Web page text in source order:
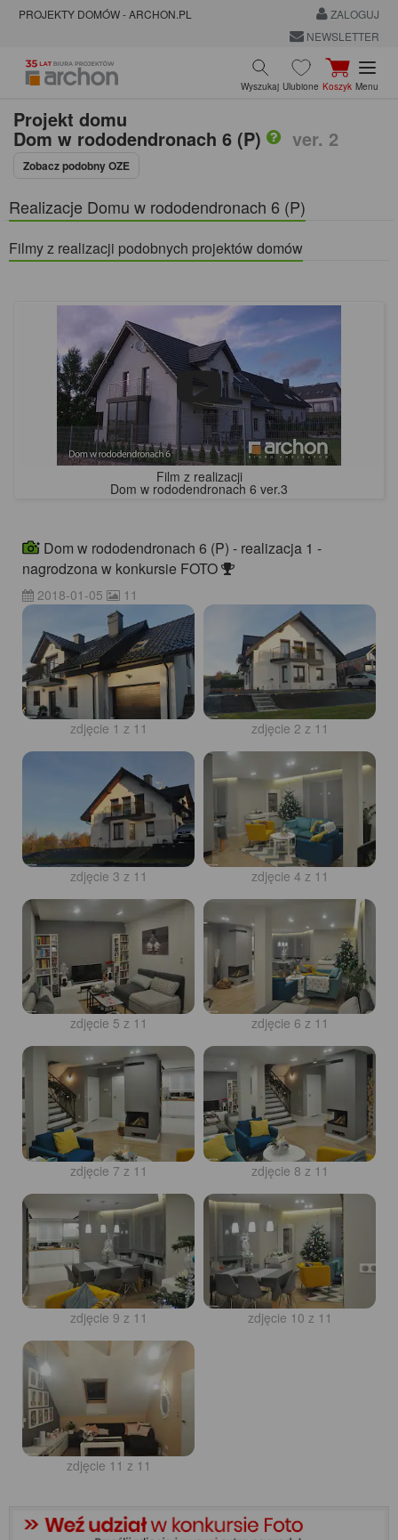
PROJEKTY DOMÓW - ARCHON.PL
ZALOGUJ
NEWSLETTER
Wyszukaj Ulubione Koszyk Menu
Projekt domu
Dom w rododendronach 6 (P) ver. 2
Zobacz podobny OZE
Realizacje Domu w rododendronach 6 (P)
Filmy z realizacji podobnych projektów domów
Film z realizacji
Dom w rododendronach 6 ver.3
Dom w rododendronach 6 (P) - realizacja 1 -
nagrodzona w konkursie FOTO
2018-01-05 11
zdjęcie 1 z 11 zdjęcie 2 z 11
zdjęcie 3 z 11 zdjęcie 4 z 11
zdjęcie 5 z 11 zdjęcie 6 z 11
zdjęcie 7 z 11 zdjęcie 8 z 11
zdjęcie 9 z 11 zdjęcie 10 z 11
zdjęcie 11 z 11